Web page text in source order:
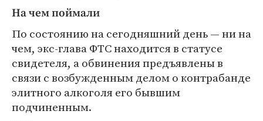
На чем поймали
По состоянию на сегодняшний день — ни на
чем, экс-глава ФТС находится в статусе
свидетеля, а обвинения предъявлены в
связи с возбужденным делом о контрабанде
элитного алкоголя его бывшим
подчиненным.